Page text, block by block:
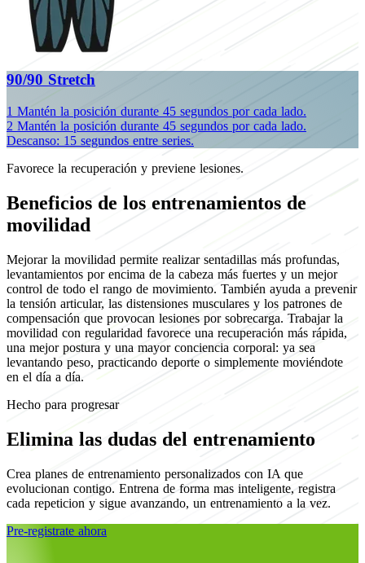
90/90 Stretch
1 Mantén la posición durante 45 segundos por cada lado.
2 Mantén la posición durante 45 segundos por cada lado.
Descanso: 15 segundos entre series.
Favorece la recuperación y previene lesiones.
Beneficios de los entrenamientos de
movilidad
Mejorar la movilidad permite realizar sentadillas más profundas,
levantamientos por encima de la cabeza más fuertes y un mejor
control de todo el rango de movimiento. También ayuda a prevenir
la tensión articular, las distensiones musculares y los patrones de
compensación que provocan lesiones por sobrecarga. Trabajar la
movilidad con regularidad favorece una recuperación más rápida,
una mejor postura y una mayor conciencia corporal: ya sea
levantando peso, practicando deporte o simplemente moviéndote
en el día a día.
Hecho para progresar
Elimina las dudas del entrenamiento
Crea planes de entrenamiento personalizados con IA que
evolucionan contigo. Entrena de forma mas inteligente, registra
cada repeticion y sigue avanzando, un entrenamiento a la vez.
Pre-registrate ahora